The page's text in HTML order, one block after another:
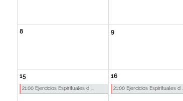
8 9
15
21:00 Ejercicios Espirituales d ...
16
21:00 Ejercicios Espirituales d ...